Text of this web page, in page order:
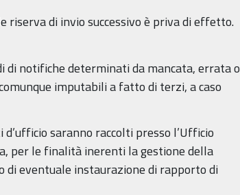
di invio successivo è priva di effetto.
di notifiche determinati da mancata, errata o
imputabili a fatto di terzi, a caso
saranno raccolti presso l’Ufficio
per le finalità inerenti la gestione della
di eventuale instaurazione di rapporto di